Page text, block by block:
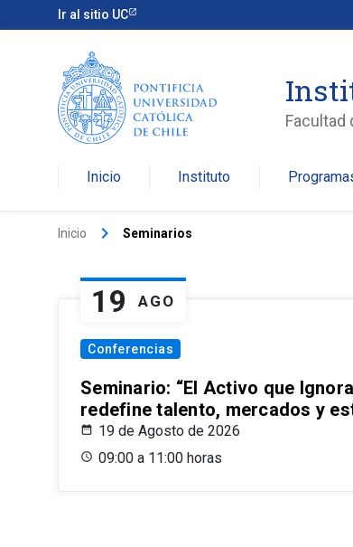
Ir al sitio UC
Facultad
Inicio Instituto
Inicio keyboard_arrow_right Seminarios
19 AGO
Conferencias
Seminario: “El Activo que
redefine talento, mercados y
19 de Agosto de 2026
09:00 a 11:00 horas